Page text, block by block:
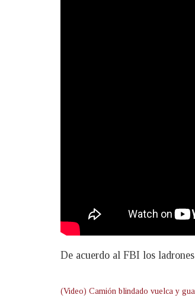
De acuerdo al FBI los
(Video) Camión blindado vuelca y